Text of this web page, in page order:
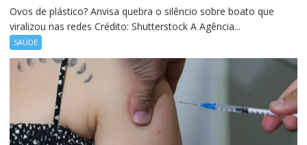
Ovos de plástico? Anvisa quebra o silêncio sobre boato que
viralizou nas redes Crédito: Shutterstock A Agência...
SAÚDE